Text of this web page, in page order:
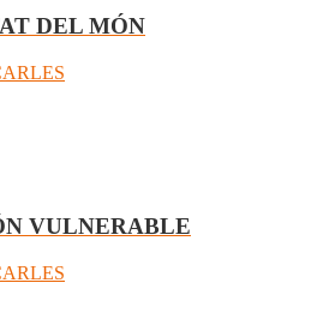
DEL MÓN
VULNERABLE